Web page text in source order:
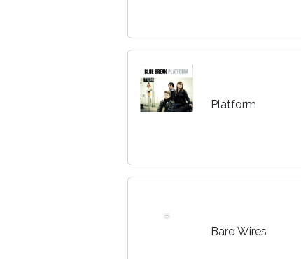
Platform
Bare Wires